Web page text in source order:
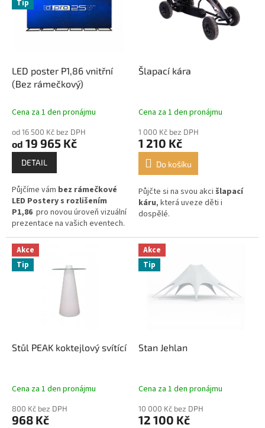
n Tip
LED poster P1,86 vnitřní
(Bez rámečkový)
Cena za 1 den pronájmu
od 16 500 Kč bez DPH
od 19 965 Kč
DETAIL
Půjčíme vám bez rámečkové
LED Postery s rozlišením
P1,86 pro novou úroveň vizuální
prezentace na vašich eventech.
Šlapací kára
Cena za 1 den pronájmu
1 000 Kč bez DPH
1 210 Kč
Do košíku
Půjčte si na svou akci šlapací
káru, která uveze děti i
dospělé.
Akce
Tip
Stůl PEAK koktejlový svítící
Cena za 1 den pronájmu
800 Kč bez DPH
968 Kč
Akce
Tip
Stan Jehlan
Cena za 1 den pronájmu
10 000 Kč bez DPH
12 100 Kč